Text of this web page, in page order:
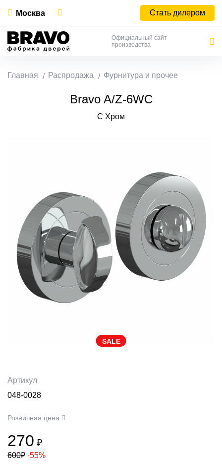
Москва Стать дилером
Официальный сайт
производства
Главная Распродажа Фурнитура и прочее
Bravo A/Z-6WC
C Хром
SALE
Артикул
048-0028
Розничная цена
270 ₽
600₽ -55%